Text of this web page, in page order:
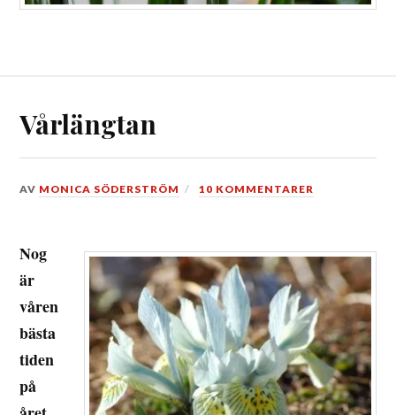
Vårlängtan
DEN
2015
AV MONICA SÖDERSTRÖM 10 KOMMENTARER
Nog
är
våren
bästa
tiden
på